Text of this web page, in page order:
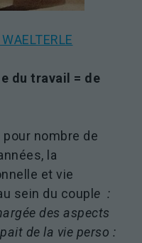
du travail = de
nombre de
la
et vie
sein du coupl e :
des aspects
de la vie perso :